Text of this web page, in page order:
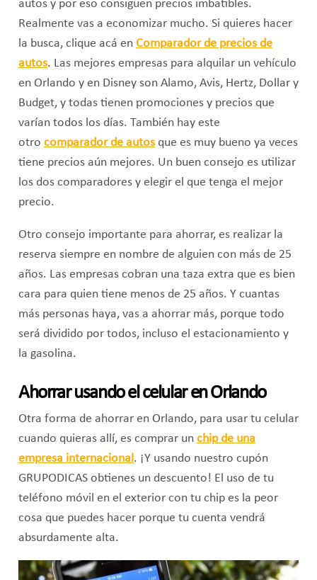
autos y por eso consiguen precios imbatibles.
Realmente vas a economizar mucho. Si quieres hacer
la busca, clique acá en Comparador de precios de
autos. Las mejores empresas para alquilar un vehículo
en Orlando y en Disney son Alamo, Avis, Hertz, Dollar y
Budget, y todas tienen promociones y precios que
varían todos los días. También hay este
otro comparador de autosque es muy bueno ya veces
tiene precios aún mejores. Un buen consejo es utilizar
los dos comparadores y elegir el que tenga el mejor
precio.
Otro consejo importante para ahorrar, es realizar la
reserva siempre en nombre de alguien con más de 25
años. Las empresas cobran una taza extra que es bien
cara para quien tiene menos de 25 años. Y cuantas
más personas haya, vas a ahorrar más, porque todo
será dividido por todos, incluso el estacionamiento y
la gasolina.
Ahorrar usando el celular en Orlando
Otra forma de ahorrar en Orlando, para usar tu celular
cuando quieras allí, es comprar un chip de una
empresa internacional. ¡Y usando nuestro cupón
GRUPODICAS obtienes un descuento! El uso de tu
teléfono móvil en el exterior con tu chip es la peor
cosa que puedes hacer porque tu cuenta vendrá
absurdamente alta.